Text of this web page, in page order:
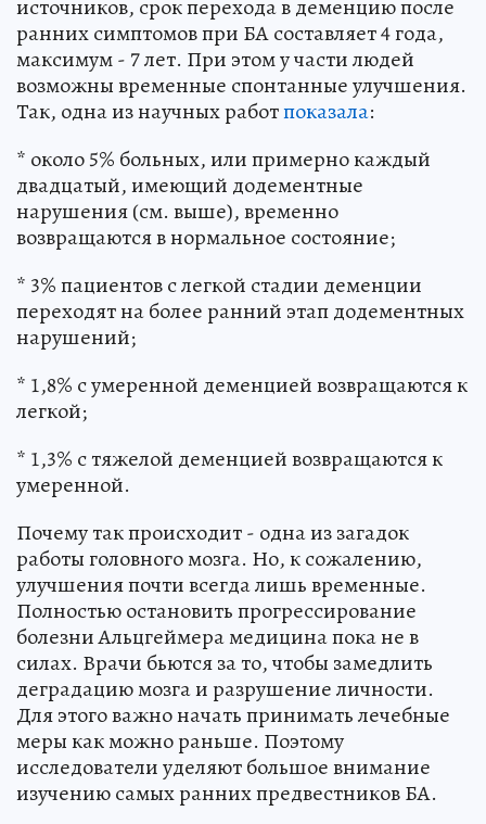
источников, срок перехода в деменцию после
ранних симптомов при БА составляет 4 года,
максимум - 7 лет. При этом у части людей
возможны временные спонтанные улучшения.
Так, одна из научных работпоказала:
* около 5% больных, или примерно каждый
двадцатый, имеющий додементные
нарушения (см. выше), временно
возвращаются в нормальное состояние;
* 3% пациентов с легкой стадии деменции
переходят на более ранний этап додементных
нарушений;
* 1,8% с умеренной деменцией возвращаются к
легкой;
* 1,3% с тяжелой деменцией возвращаются к
умеренной.
Почему так происходит - одна из загадок
работы головного мозга. Но, к сожалению,
улучшения почти всегда лишь временные.
Полностью остановить прогрессирование
болезни Альцгеймера медицина пока не в
силах. Врачи бьются за то, чтобы замедлить
деградацию мозга и разрушение личности.
Для этого важно начать принимать лечебные
меры как можно раньше. Поэтому
исследователи уделяют большое внимание
изучению самых ранних предвестников БА.